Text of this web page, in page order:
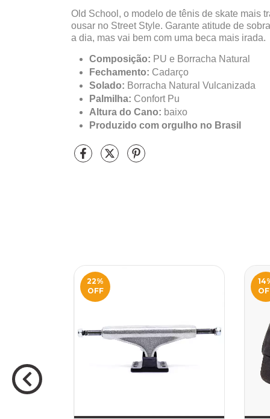
Old School, o modelo de tênis de skate mais
ousar no Street Style. Garante atitude de
a dia, mas vai bem com uma beca mais irada.
Composição: PU e Borracha Natural
Fechamento: Cadarço
Solado: Borracha Natural Vulcanizada
Palmilha: Confort Pu
Altura do Cano: baixo
Produzido com orgulho no Brasil
22%
OFF
14